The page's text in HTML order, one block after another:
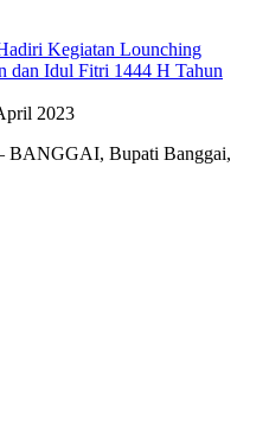
Kegiatan Lounching
dan Idul Fitri 1444 H Tahun
2023
Bupati Banggai,